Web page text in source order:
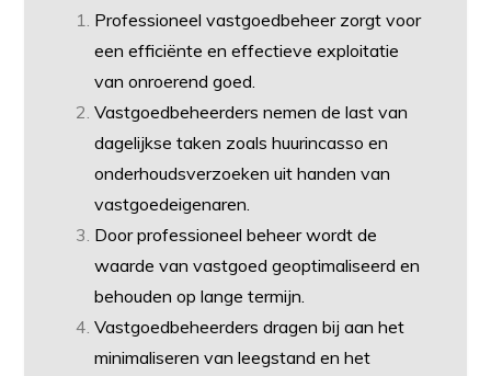
Professioneel vastgoedbeheer zorgt voor
een efficiënte en effectieve exploitatie
van onroerend goed.
Vastgoedbeheerders nemen de last van
dagelijkse taken zoals huurincasso en
onderhoudsverzoeken uit handen van
vastgoedeigenaren.
Door professioneel beheer wordt de
waarde van vastgoed geoptimaliseerd en
behouden op lange termijn.
Vastgoedbeheerders dragen bij aan het
minimaliseren van leegstand en het